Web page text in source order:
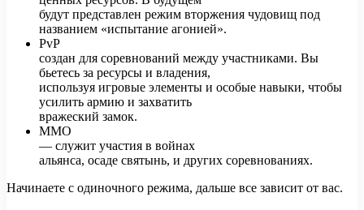
будут представлен режим вторжения чудовищ под
названием «испытание агонией».
PvP
создан для соревнований между участниками. Вы
бьетесь за ресурсы и владения,
используя игровые элементы и особые навыки, чтобы
усилить армию и захватить
вражеский замок.
MMO
— служит участия в войнах
альянса, осаде святынь, и других соревнованиях.
Начинаете с одиночного режима, дальше все зависит от вас.